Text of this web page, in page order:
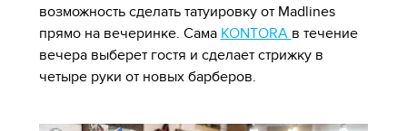
возможность сделать татуировку от Madlines
прямо на вечеринке. Сама KONTORA в течение
вечера выберет гостя и сделает стрижку в
четыре руки от новых барберов.